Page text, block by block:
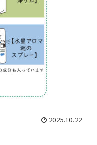
2025.10.22